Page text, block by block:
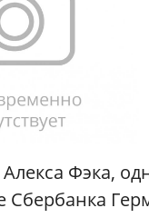
Фэка,
Сбербанка